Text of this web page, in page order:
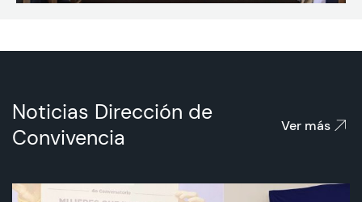
Noticias Dirección de
Convivencia
Ver más